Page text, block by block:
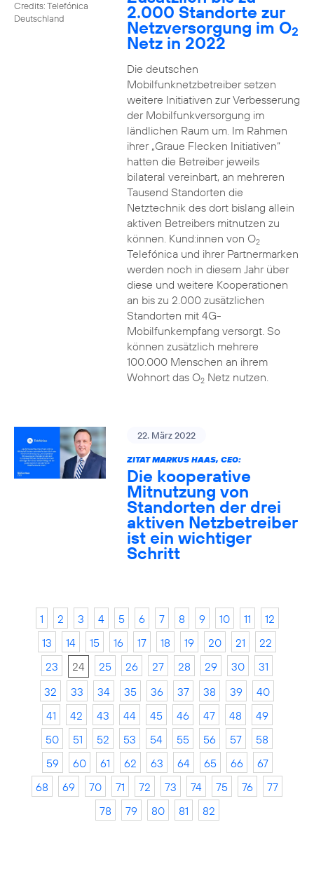
Credits: Telefónica
Deutschland
2.000 Standorte zur
Netzversorgung im O2
Netz in 2022
Die deutschen
Mobilfunknetzbetreiber setzen
weitere Initiativen zur Verbesserung
der Mobilfunkversorgung im
ländlichen Raum um. Im Rahmen
ihrer „Graue Flecken Initiativen“
hatten die Betreiber jeweils
bilateral vereinbart, an mehreren
Tausend Standorten die
Netztechnik des dort bislang allein
aktiven Betreibers mitnutzen zu
können. Kund:innen von O2
Telefónica und ihrer Partnermarken
werden noch in diesem Jahr über
diese und weitere Kooperationen
an bis zu 2.000 zusätzlichen
Standorten mit 4G-
Mobilfunkempfang versorgt. So
können zusätzlich mehrere
100.000 Menschen an ihrem
Wohnort das O2Netz nutzen.
22. März 2022
ZITAT MARKUS HAAS, CEO:
Die kooperative
Mitnutzung von
Standorten der drei
aktiven Netzbetreiber
ist ein wichtiger
Schritt
1 2 3 4 5 6 7 8 9 10 11
12
13
14 15 16 17 18 19 20 21
22
23
24 25 26 27 28 29 30
31
32
33 34 35 36 37 38 39
40
41
42 43 44 45 46 47 48
49
50
51 52 53 54 55 56 57
58
59
60 61 62 63 64 65 66
67
68
69 70 71 72 73 74 75 76
77
78
79 80 81 82